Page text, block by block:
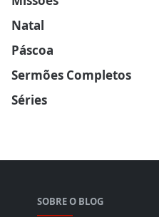
Natal
Páscoa
Sermões Completos
Séries
SOBRE O BLOG